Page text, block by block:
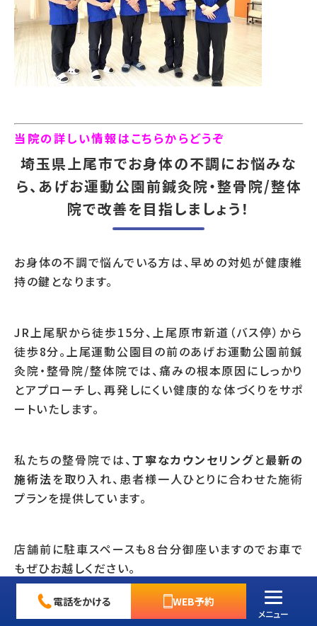
当院の詳しい情報はこちらからどうぞ
埼玉県上尾市でお身体の不調にお悩みな
ら、あげお運動公園前鍼灸院・整骨院/整体
院で改善を目指しましょう！
お身体の不調で悩んでいる方は、早めの対処が健康維
持の鍵となります。
JR上尾駅から徒歩15分、上尾原市新道（バス停）から
徒歩8分。上尾運動公園目の前のあげお運動公園前鍼
灸院・整骨院/整体院では、痛みの根本原因にしっかり
とアプローチし、再発しにくい健康的な体づくりをサポ
ートいたします。
私たちの整骨院では、丁寧なカウンセリングと最新の
施術法を取り入れ、患者様一人ひとりに合わせた施術
プランを提供しています。
店舗前に駐車スペースも８台分御座いますのでお車で
もぜひお越しください。
お身体の不調でお困りの方は、ぜひ一度当院にお越し
電話をかける WEB予約
メニュー